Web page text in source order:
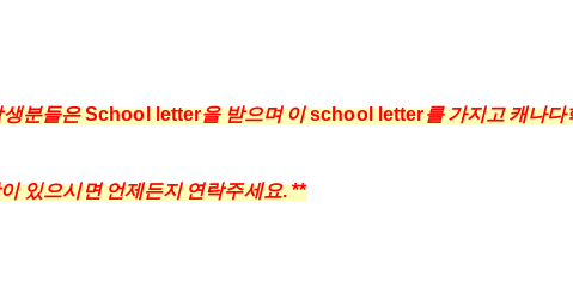
분들은School letter을받으며이school letter를가지고캐나다
있으시면언제든지연락주세요. **